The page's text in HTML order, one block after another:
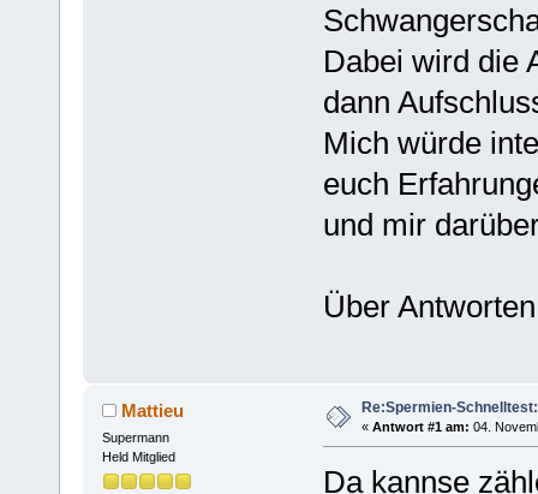
Dabei wird die
dann
Mich würde
euch
und mir
Über
Mattieu
Supermann
Held Mitglied
Re:Spermien-
« Antwort #1 am: 04.
Da kannse